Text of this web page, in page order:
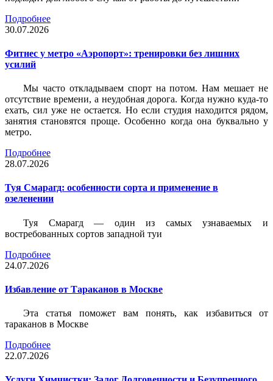
Подробнее
30.07.2026
Фитнес у метро «Аэропорт»: тренировки без лишних
усилий
Мы часто откладываем спорт на потом. Нам мешает не
отсутствие времени, а неудобная дорога. Когда нужно куда-то
ехать, сил уже не остается. Но если студия находится рядом,
занятия становятся проще. Особенно когда она буквально у
метро.
Подробнее
28.07.2026
Туя Смарагд: особенности сорта и применение в
озеленении
Туя Смарагд — один из самых узнаваемых и
востребованных сортов западной туи
Подробнее
24.07.2026
Избавление от Тараканов в Москве
Эта статья поможет вам понять, как избавиться от
тараканов в Москве
Подробнее
22.07.2026